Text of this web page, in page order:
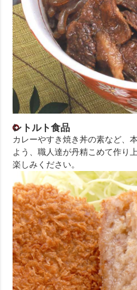
レトルト食品
カレーやすき焼き丼の素など、
よう、職人達が丹精こめて作り
楽しみください。